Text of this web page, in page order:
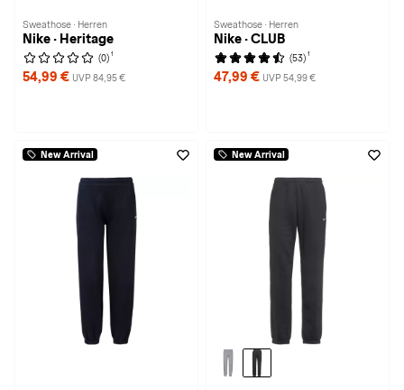
Sweathose · Herren
Nike · Heritage
(0) 1
54,99 € UVP 84,95 €
Sweathose · Herren
Nike · CLUB
(53) 1
47,99 € UVP 54,99 €
New Arrival New Arrival